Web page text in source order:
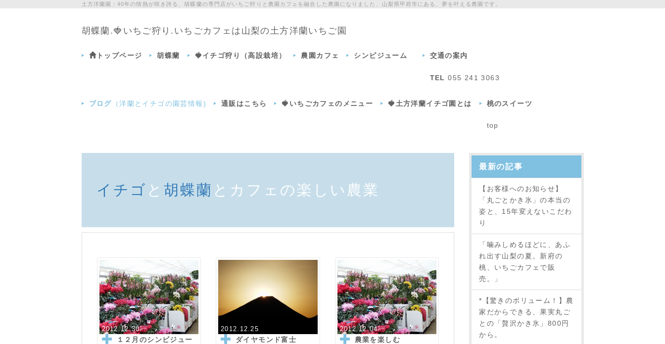
土方洋蘭園：40年の情熱が咲き誇る、胡蝶蘭の専門店がいちご狩りと農園カフェを融合した農園になりました、山梨県甲府市にある、夢を叶える農園です。
胡蝶蘭.🍓いちご狩り.いちごカフェは山梨の土方洋蘭いちご園
トップページ 胡蝶蘭 🍓イチゴ狩り（高設栽培） 農園カフェ シンビジューム 交通の案内
TEL 055 241 3063
ブログ （洋蘭とイチゴの園芸情報) 通販はこちら 🍓いちごカフェのメニュー 🍓土方洋蘭イチゴ園とは 桃のスイーツ
top
イチゴ と 胡蝶蘭 とカフェの楽しい農業
2012.12.30
１２月のシンビジュー
2012.12.25
ダイヤモンド富士
2012.12.04
農業を楽しむ
最新の記事
【お客様へのお知らせ】
「丸ごとかき氷」の本当の
姿と、15年変えないこだわ
り
「噛みしめるほどに、あふ
れ出す山梨の夏。新府の
桃、いちごカフェで販
売。」
*【驚きのボリューム！】農
家だからできる、果実丸ご
との「贅沢かき氷」800円
から。